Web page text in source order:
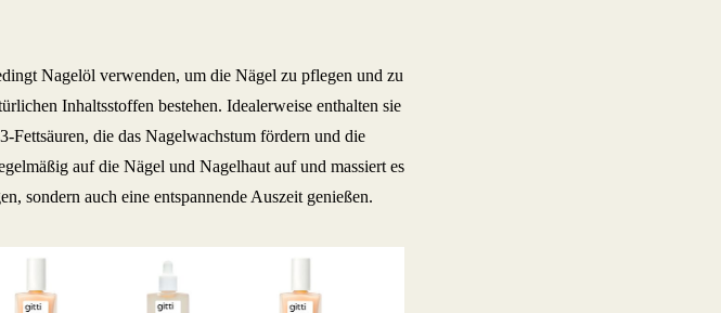
Nagelöl verwenden, um die Nägel zu pflegen und zu
Inhaltsstoffen bestehen. Idealerweise enthalten sie
die das Nagelwachstum fördern und die
auf die Nägel und Nagelhaut auf und massiert es
sondern auch eine entspannende Auszeit genießen.